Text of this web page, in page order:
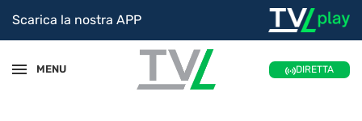
Scarica la nostra APP
MENU DIRETTA